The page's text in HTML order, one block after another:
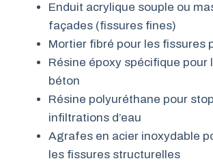
Enduit acrylique souple ou
façades (fissures fines)
Mortier fibré pour les fissures
Résine époxy spécifique pour
béton
Résine polyuréthane pour
infiltrations d’eau
Agrafes en acier inoxydable
les fissures structurelles